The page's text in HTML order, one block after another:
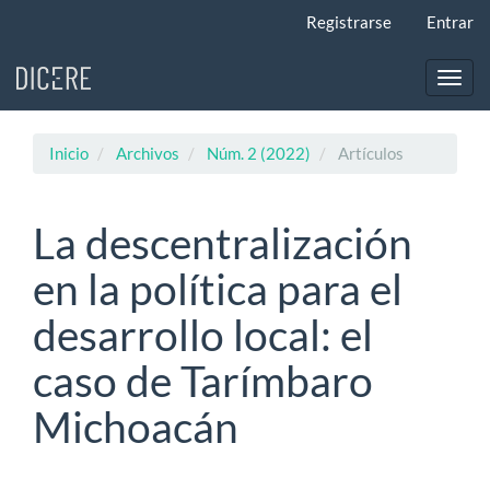
principal
Registrarse Entrar
Inicio Archivos Núm. 2 (2022) Artículos
La descentralización
en la política para el
desarrollo local: el
caso de Tarímbaro
Michoacán